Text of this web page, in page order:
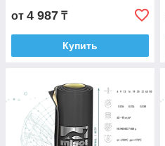
от 4 987 ₸
Купить